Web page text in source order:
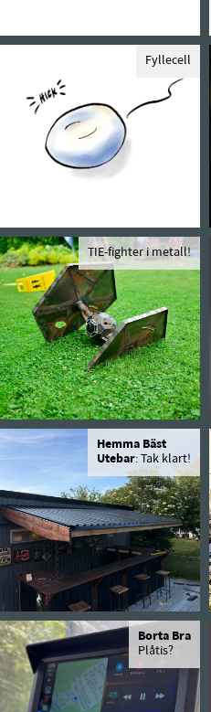
Fyllecell
TIE-fighter i metall!
Hemma Bäst
Utebar: Tak klart!
Borta Bra
Plåtis?